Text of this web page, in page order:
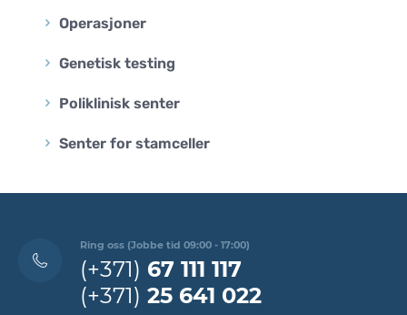
Operasjoner
Genetisk testing
Poliklinisk senter
Senter for stamceller
Ring oss (Jobbe tid 09:00 - 17:00)
(+371) 67 111 117
(+371) 25 641 022